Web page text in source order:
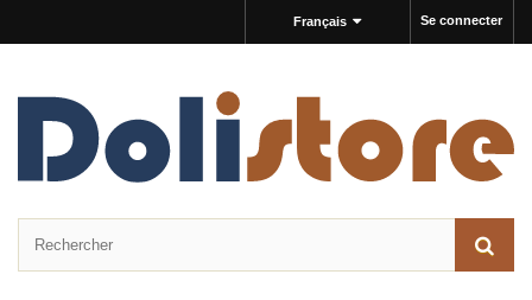
Se connecter
Français